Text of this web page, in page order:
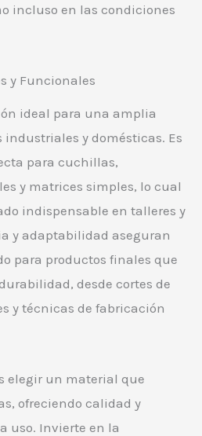
incluso en las condiciones
y Funcionales
ideal para una amplia
y domésticas. Es
para cuchillas,
y matrices simples, lo cual
indispensable en talleres y
y adaptabilidad aseguran
para productos finales que
desde cortes de
y técnicas de fabricación
elegir un material que
ofreciendo calidad y
uso. Invierte en la